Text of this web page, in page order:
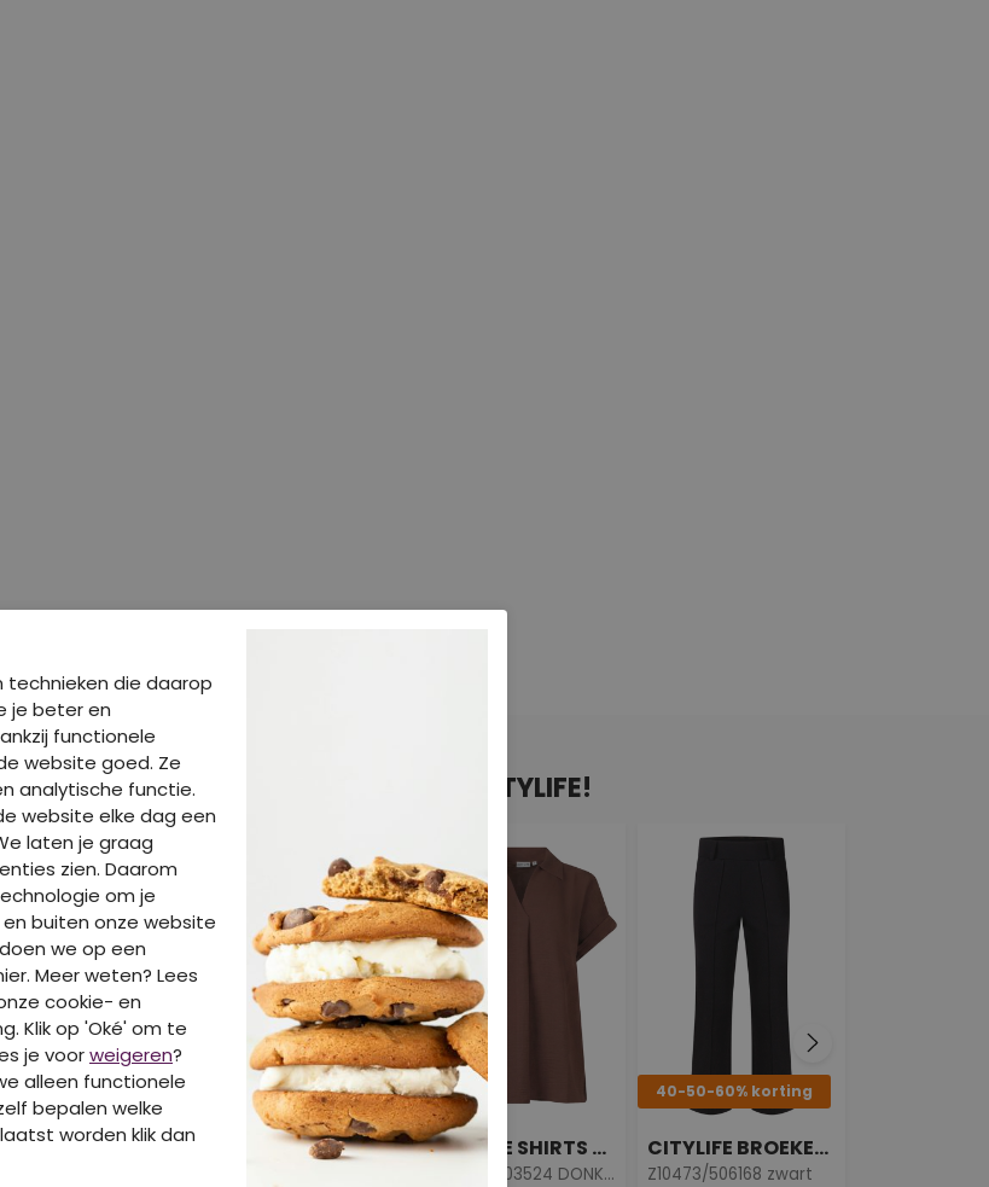
DIT IS OOK LEUK VAN CITYLIFE!
40% korting
CITYLIFE BLOUSES & TUNIEKEN CITYLIFE SHIRTS & TOPS
W20022/103524 DONKER BRUIN
40-50-60% korting
CITYLIFE BROEKEN & LEGGINGS
Z10473/506168 zwart
technieken die daarop
je beter en
functionele
website goed. Ze
analytische functie.
website elke dag een
laten je graag
zien. Daarom
om je
buiten onze website
we op een
Meer weten? Lees
cookie- en
Klik op 'Oké' om te
je voorweigeren?
alleen functionele
bepalen welke
worden klik dan